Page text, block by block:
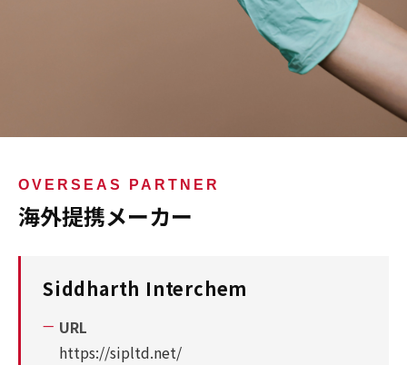
OVERSEAS PARTNER
海外提携メーカー
Siddharth Interchem
URL
https://sipltd.net/